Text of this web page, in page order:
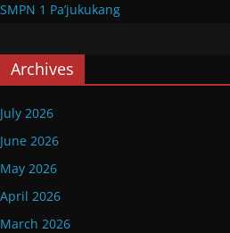
SMPN 1 Pa’jukukang
Archives
July 2026
June 2026
May 2026
April 2026
March 2026